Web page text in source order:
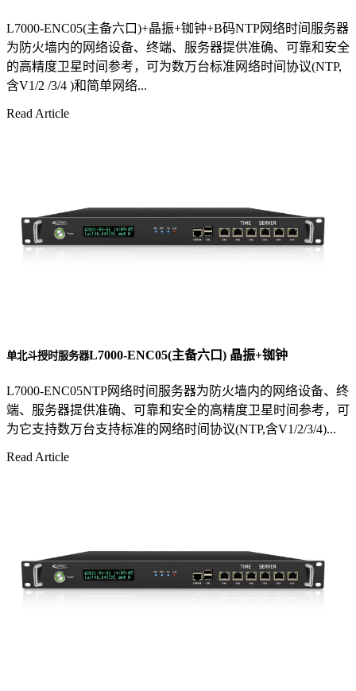
L7000-ENC05(主备六口)+晶振+铷钟+B码NTP网络时间服务器
为防火墙内的网络设备、终端、服务器提供准确、可靠和安全
的高精度卫星时间参考，可为数万台标准网络时间协议(NTP,
含V1/2 /3/4 )和简单网络...
Read Article
单北斗授时服务器L7000-ENC05(主备六口) 晶振+铷钟
L7000-ENC05NTP网络时间服务器为防火墙内的网络设备、终
端、服务器提供准确、可靠和安全的高精度卫星时间参考，可
为它支持数万台支持标准的网络时间协议(NTP,含V1/2/3/4)...
Read Article